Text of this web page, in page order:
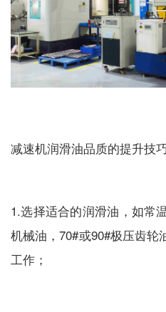
减速机润滑油品质的提升技
1.选择适合的润滑油，如常
机械油，70#或90#极压齿轮
工作；